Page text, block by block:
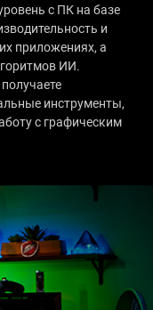
с ПК на базе
и
приложениях, а
ИИ.
инструменты,
с графическим